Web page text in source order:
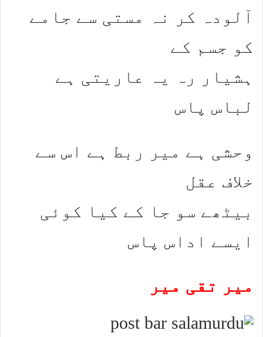
آلودہ کر نہ مستی سے جامے
کو جسم کے
ہشیار رہ یہ عاریتی ہے
لباس پاس
وحشی ہے میر ربط ہے اس سے
خلاف عقل
بیٹھے سو جا کے کیا کوئی
ایسے اداس پاس
میر تقی میر